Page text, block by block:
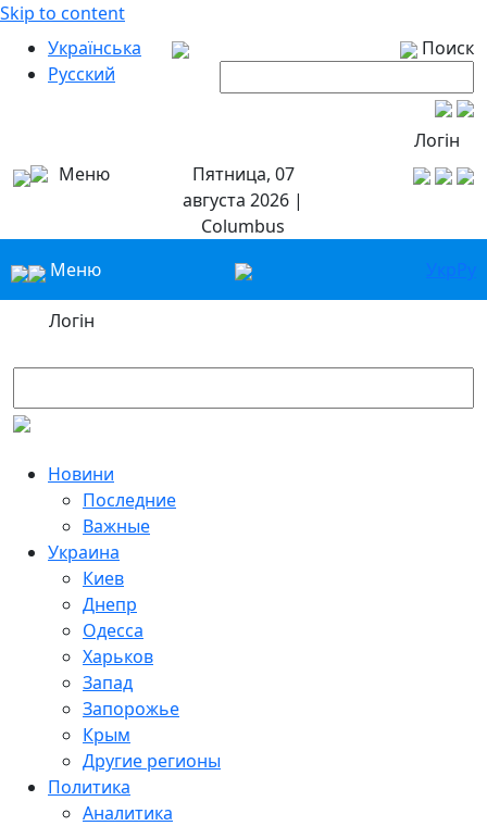
Skip to content
Українська
Русский
Поиск
Логін
Меню
Пятница, 07
августа 2026 |
Columbus
Меню
УкрРу
Логін
Новини
Последние
Важные
Украина
Киев
Днепр
Одесса
Харьков
Запад
Запорожье
Крым
Другие регионы
Политика
Аналитика